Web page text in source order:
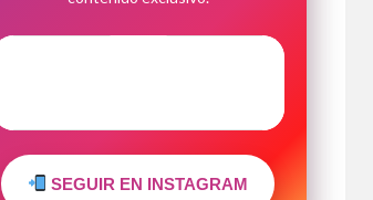
SEGUIR EN INSTAGRAM